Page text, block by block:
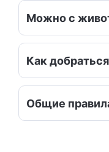
Можно с
Как
Общие